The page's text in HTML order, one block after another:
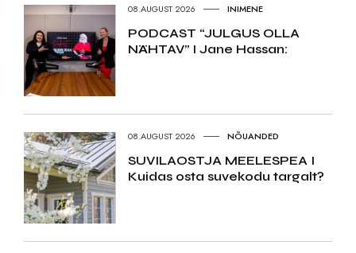
08.AUGUST 2026 INIMENE
PODCAST “JULGUS OLLA
NÄHTAV” I Jane Hassan:
08.AUGUST 2026 NÕUANDED
SUVILAOSTJA MEELESPEA I
Kuidas osta suvekodu targalt?